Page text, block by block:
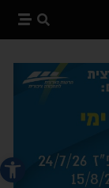
פתח